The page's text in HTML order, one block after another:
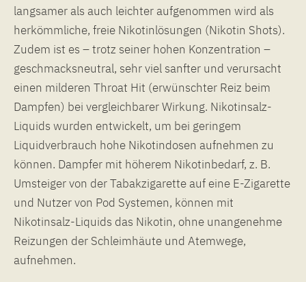
langsamer als auch leichter aufgenommen wird als
herkömmliche, freie Nikotinlösungen (Nikotin Shots).
Zudem ist es – trotz seiner hohen Konzentration –
geschmacksneutral, sehr viel sanfter und verursacht
einen milderen Throat Hit (erwünschter Reiz beim
Dampfen) bei vergleichbarer Wirkung. Nikotinsalz-
Liquids wurden entwickelt, um bei geringem
Liquidverbrauch hohe Nikotindosen aufnehmen zu
können. Dampfer mit höherem Nikotinbedarf, z. B.
Umsteiger von der Tabakzigarette auf eine E-Zigarette
und Nutzer von Pod Systemen, können mit
Nikotinsalz-Liquids das Nikotin, ohne unangenehme
Reizungen der Schleimhäute und Atemwege,
aufnehmen.